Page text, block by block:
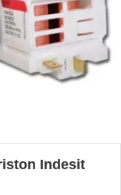
Indesit